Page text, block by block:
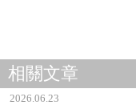
相關文章
2026.06.23